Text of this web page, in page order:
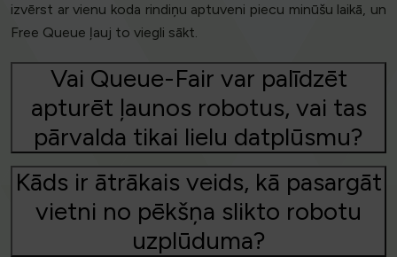
izvērst ar vienu koda rindiņu aptuveni piecu minūšu laikā, un
Free Queue ļauj to viegli sākt.
Vai Queue-Fair var palīdzēt
apturēt ļaunos robotus, vai tas
pārvalda tikai lielu datplūsmu?
Kāds ir ātrākais veids, kā pasargāt
vietni no pēkšņa slikto robotu
uzplūduma?